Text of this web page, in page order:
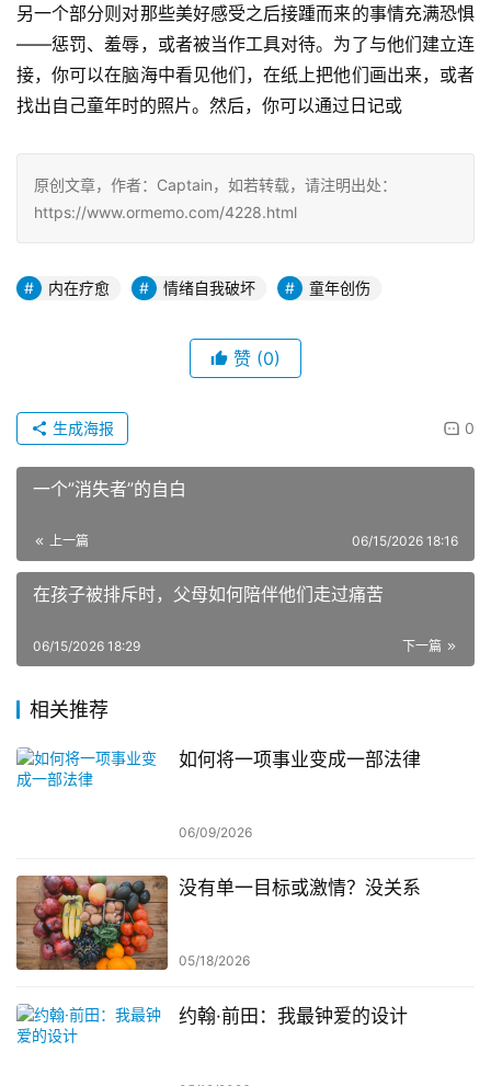
另一个部分则对那些美好感受之后接踵而来的事情充满恐惧
——惩罚、羞辱，或者被当作工具对待。为了与他们建立连
接，你可以在脑海中看见他们，在纸上把他们画出来，或者
找出自己童年时的照片。然后，你可以通过日记或
原创文章，作者：Captain，如若转载，请注明出处：
https://www.ormemo.com/4228.html
内在疗愈 情绪自我破坏 童年创伤
赞 (0)
0
生成海报
一个”消失者”的自白
上一篇 06/15/2026 18:16
在孩子被排斥时，父母如何陪伴他们走过痛苦
下一篇
06/15/2026 18:29
相关推荐
如何将一项事业变成一部法律
06/09/2026
没有单一目标或激情？没关系
05/18/2026
约翰·前田：我最钟爱的设计